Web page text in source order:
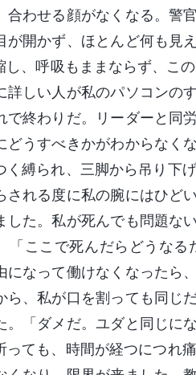
合わせる顔がなくなる。警
が開かず、ほとんど何も見
し、呼吸もままならず、こ
詳しい人が私のパソコンの
で終わりだ。リーダーと同
どうすべきかがわからなく
く縛られ、三脚から吊り下
される度に私の腕にはひど
した。私が死んでも問題な
「ここで死んだらどうな
なって働けなくなったら
ら、私が口を割っても同じ
。「ダメだ。ユダと同じに
っても、時間が経つにつれ